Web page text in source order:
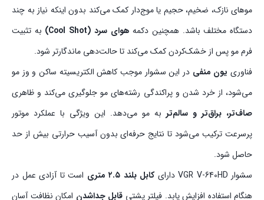
موهای نازک، ضخیم، حجیم یا موج‌دار کمک می‌کند بدون اینکه نیاز به چند
دستگاه مختلف باشد. همچنین دکمه هوای سرد (Cool Shot)
به تثبیت
فرم مو پس از خشک‌کردن کمک می‌کند تا حالت‌دهی ماندگارتر شود.
فناوری یون منفی در این سشوار موجب کاهش الکتریسیته ساکن و وز مو
می‌شود، از خرد شدن و پراکندگی رشته‌های مو جلوگیری می‌کند و ظاهری
صاف‌تر، براق‌تر و سالم‌تر به مو می‌دهد. این ویژگی با عملکرد موتور
پرسرعت ترکیب می‌شود تا نتایج حرفه‌ای بدون آسیب حرارتی بیش از حد
حاصل شود.
سشوار VGR V-640HD دارای
کابل بلند ۲.۵ متری
است تا آزادی عمل در
هنگام استفاده افزایش یابد. فیلتر پشتی قابل جداشدن امکان نظافت آسان